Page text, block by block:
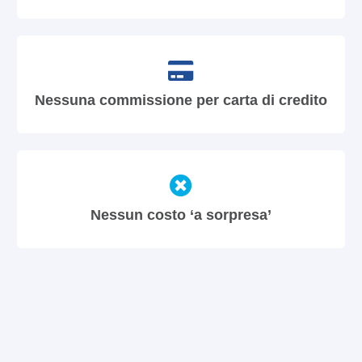
Nessuna commissione per carta di credito
Nessun costo ‘a sorpresa’